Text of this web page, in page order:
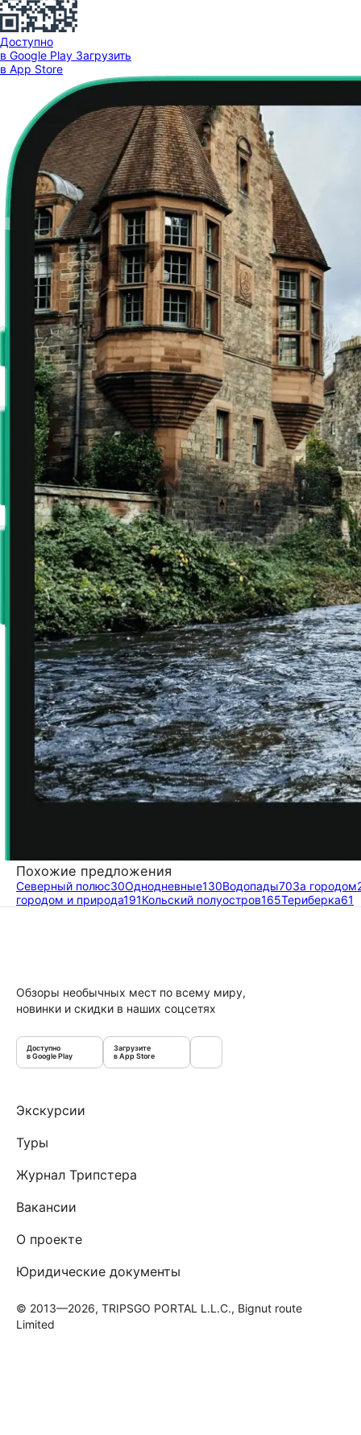
Доступно
в Google Play Загрузить
в App Store
Похожие предложения
Северный полюс30Однодневные130Водопады70За городом
городом и природа191Кольский полуостров165Териберка61
Обзоры необычных мест по всему миру,
новинки и скидки в наших соцсетях
Доступно
в Google Play
Загрузите
в App Store
Экскурсии
Туры
Журнал Трипстера
Вакансии
О проекте
Юридические документы
© 2013—2026, TRIPSGO PORTAL L.L.C., Bignut route
Limited